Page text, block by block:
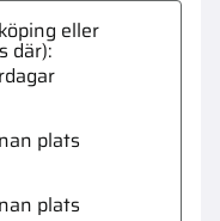
eller
där)
plats
plats